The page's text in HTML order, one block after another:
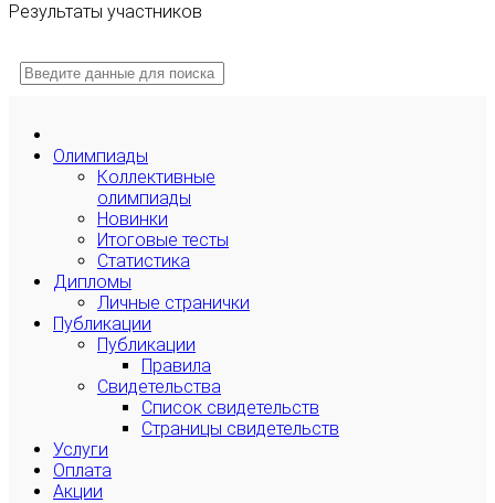
Результаты участников
Олимпиады
Коллективные
олимпиады
Новинки
Итоговые тесты
Статистика
Дипломы
Личные странички
Публикации
Публикации
Правила
Свидетельства
Список свидетельств
Страницы свидетельств
Услуги
Оплата
Акции